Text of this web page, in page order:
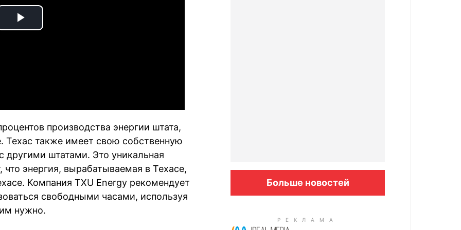
Play
производства энергии штата,
Техас также имеет свою собственную
другими штатами. Это уникальная
что энергия, вырабатываемая в Техасе,
Компания TXU Energy рекомендует
свободными часами, используя
нужно.
Больше новостей